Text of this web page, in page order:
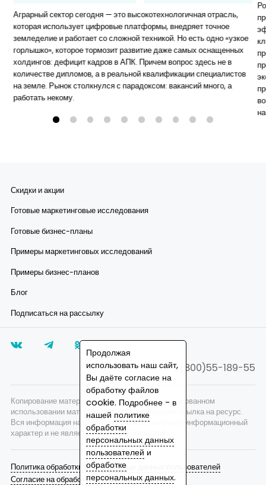
Аграрный сектор сегодня — это высокотехнологичная отрасль,
которая использует цифровые платформы, внедряет точное
земледелие и работает со сложной техникой. Но есть одно «узкое
горлышко», которое тормозит развитие даже самых оснащенных
холдингов: дефицит кадров в АПК. Причем вопрос здесь не в
количестве дипломов, а в реальной квалификации специалистов
на земле. Рынок столкнулся с парадоксом: вакансий много, а
работать некому.
Скидки и акции
Готовые маркетинговые исследования
Готовые бизнес-планы
Примеры маркетинговых исследований
Примеры бизнес-планов
Блог
Подписаться на рассылку
8(800)55-189-55
Политика обработки персональных данных пользователей
Согласие на обработку персональных данных
Копирование материалов запрещено, при согласованном
использовании материалов сайта необходима ссылка на ресурс.
Вся информация на сайте носит исключительно информационный
характер и не является публичной офертой.
Продолжая
использовать наш сайт,
Вы даёте согласие на
обработку файлов
cookie. Подробнее - в
нашей политике
обработки
персональных данных
пользователей и
обработке
персональных данных.